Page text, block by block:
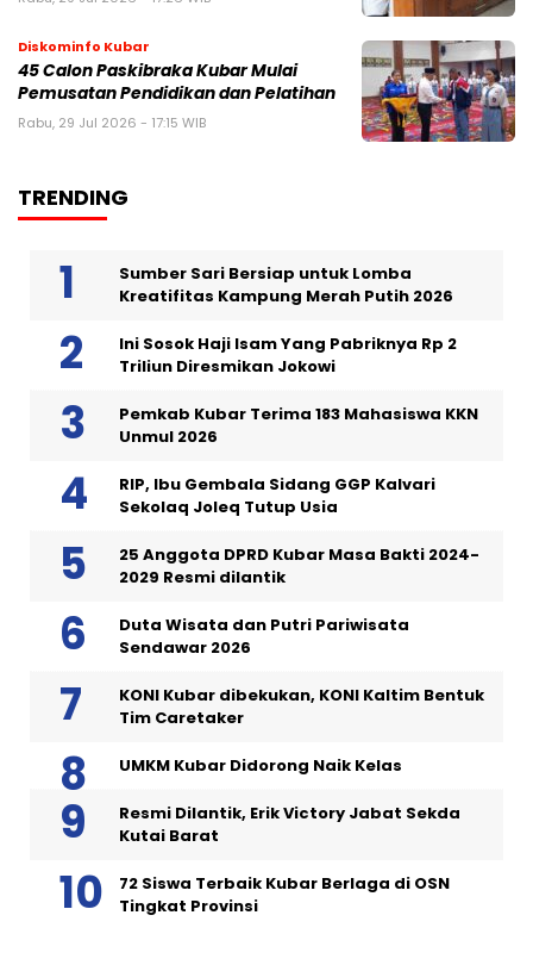
Diskominfo Kubar
45 Calon Paskibraka Kubar Mulai
Pemusatan Pendidikan dan Pelatihan
Rabu, 29 Jul 2026 - 17:15 WIB
TRENDING
Sumber Sari Bersiap untuk Lomba
Kreatifitas Kampung Merah Putih 2026
Ini Sosok Haji Isam Yang Pabriknya Rp 2
Triliun Diresmikan Jokowi
Pemkab Kubar Terima 183 Mahasiswa KKN
Unmul 2026
RIP, Ibu Gembala Sidang GGP Kalvari
Sekolaq Joleq Tutup Usia
25 Anggota DPRD Kubar Masa Bakti 2024-
2029 Resmi dilantik
Duta Wisata dan Putri Pariwisata
Sendawar 2026
KONI Kubar dibekukan, KONI Kaltim Bentuk
Tim Caretaker
UMKM Kubar Didorong Naik Kelas
Resmi Dilantik, Erik Victory Jabat Sekda
Kutai Barat
72 Siswa Terbaik Kubar Berlaga di OSN
Tingkat Provinsi